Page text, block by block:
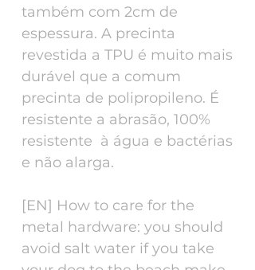
também com 2cm de
espessura. A precinta
revestida a TPU é muito mais
durável que a comum
precinta de polipropileno. É
resistente a abrasão, 100%
resistente à água e bactérias
e não alarga.
[EN] How to care for the
metal hardware: you should
avoid salt water if you take